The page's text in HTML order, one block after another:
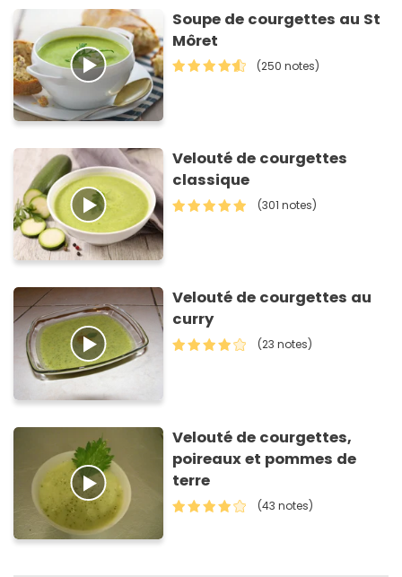
Soupe de courgettes au St
Môret
(250 notes)
Velouté de courgettes
classique
(301 notes)
Velouté de courgettes au
curry
(23 notes)
Velouté de courgettes,
poireaux et pommes de
terre
(43 notes)